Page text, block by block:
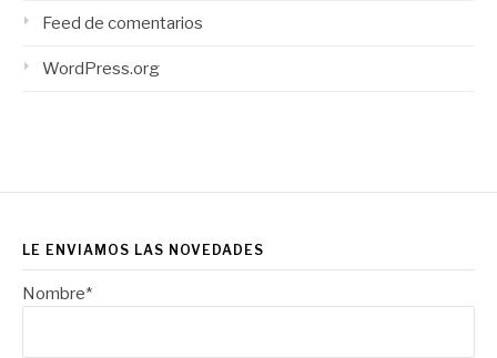
Feed de comentarios
WordPress.org
LE ENVIAMOS LAS NOVEDADES
Nombre*